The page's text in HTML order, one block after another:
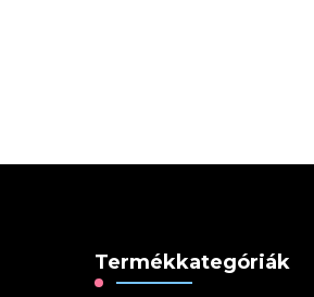
Termékkategóriák